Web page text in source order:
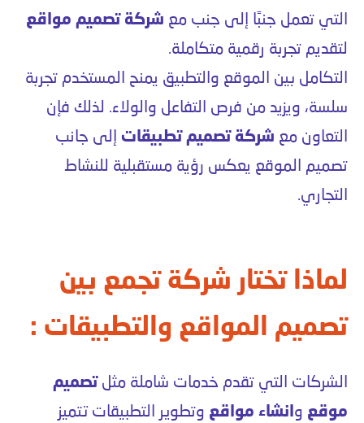
التي تعمل جنبًا إلى جنب مع شركة تصميم مواقع
لتقديم تجربة رقمية متكاملة.
التكامل بين الموقع والتطبيق يمنح المستخدم تجربة
سلسة، ويزيد من فرص التفاعل والولاء. لذلك فإن
التعاون مع شركة تصميم تطبيقات إلى جانب
تصميم الموقع يعكس رؤية مستقبلية للنشاط
التجاري.
لماذا تختار شركة تجمع بين
تصميم المواقع والتطبيقات :
الشركات التي تقدم خدمات شاملة مثلتصميم
موقع و انشاء مواقع وتطوير التطبيقات تتميز